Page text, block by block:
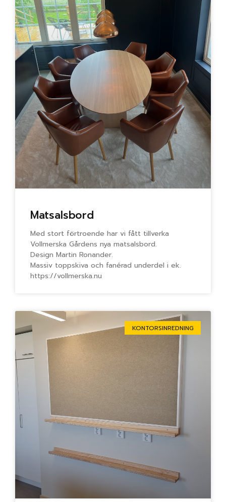
Matsalsbord
Med stort förtroende har vi fått tillverka
Vollmerska Gårdens nya matsalsbord.
Design Martin Ronander.
Massiv toppskiva och fanérad underdel i ek.
https://vollmerska.nu
KONTORSINREDNING